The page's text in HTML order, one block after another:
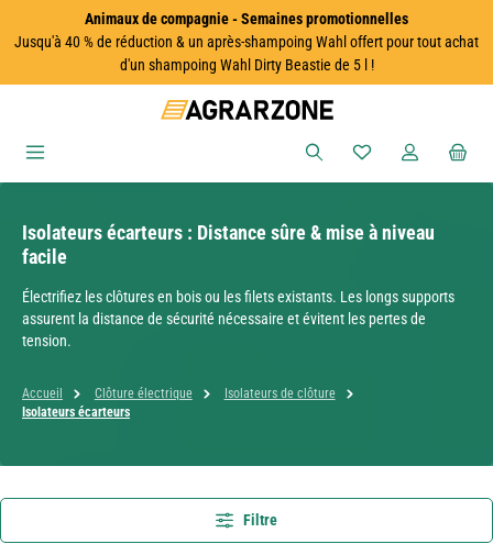
Passer au contenu principalAnimaux de compagnie - Semaines promotionnelles
Jusqu'à 40 % de réduction & un après-shampoing Wahl offert pour tout achat
d'un shampoing Wahl Dirty Beastie de 5 l !
Vous avez 0
Isolateurs écarteurs : Distance sûre & mise à niveau
facile
Électrifiez les clôtures en bois ou les filets existants. Les longs supports
assurent la distance de sécurité nécessaire et évitent les pertes de
tension.
Accueil Clôture électrique
Isolateurs de clôture
Isolateurs écarteurs
Filtre